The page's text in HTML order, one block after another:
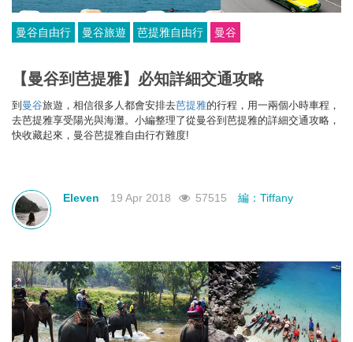
曼谷自由行 曼谷旅遊 芭提雅自由行 曼谷
【曼谷到芭提雅】必知詳細交通攻略
到 曼谷旅遊，相信很多人都會安排去芭提雅的行程，用一兩個小時車程，
去芭提雅享受陽光與海灘。小編整理了從曼谷到芭提雅的詳細交通攻略，
快收藏起來， 曼谷芭提雅自由行冇難度!
Eleven 19 Apr 2018 57515 編：Tiffany